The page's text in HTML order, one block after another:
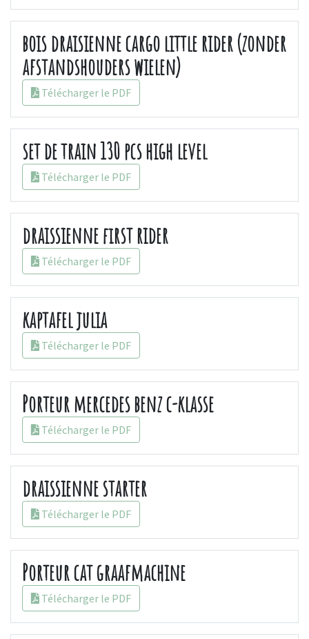
bois draisienne cargo little rider (zonder
afstandshouders wielen)
Télécharger le PDF
set de train 130 pcs high level
Télécharger le PDF
draissienne first rider
Télécharger le PDF
kaptafel julia
Télécharger le PDF
Porteur mercedes benz c-klasse
Télécharger le PDF
draissienne starter
Télécharger le PDF
Porteur cat graafmachine
Télécharger le PDF